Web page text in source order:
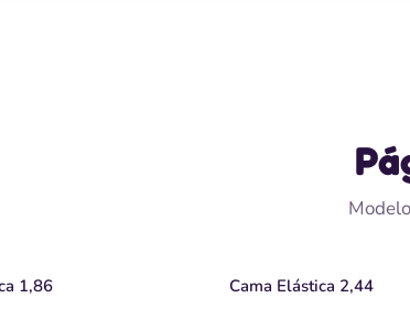
1,86 Cama Elástica 2,44